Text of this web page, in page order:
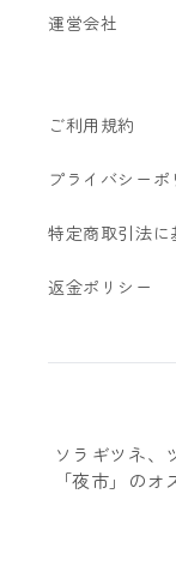
運営会社
ご利用規約
プライバシーポ
特定商取引法に
返金ポリシー
ソラギツネ、
「夜市」の